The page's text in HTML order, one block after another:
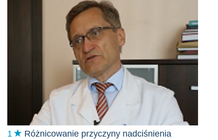
1
Różnicowanie przyczyny nadciśnienia